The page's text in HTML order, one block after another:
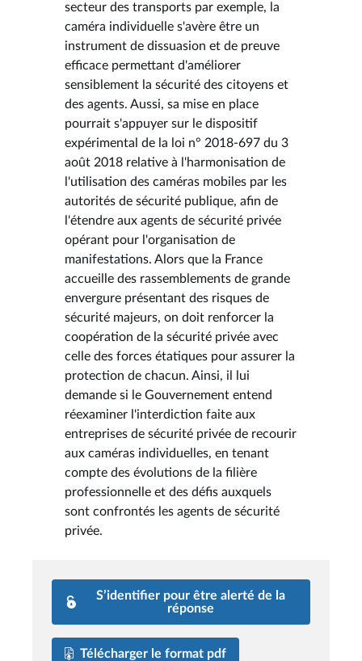
secteur des transports par exemple, la
caméra individuelle s'avère être un
instrument de dissuasion et de preuve
efficace permettant d'améliorer
sensiblement la sécurité des citoyens et
des agents. Aussi, sa mise en place
pourrait s'appuyer sur le dispositif
expérimental de la loi n° 2018-697 du 3
août 2018 relative à l'harmonisation de
l'utilisation des caméras mobiles par les
autorités de sécurité publique, afin de
l'étendre aux agents de sécurité privée
opérant pour l'organisation de
manifestations. Alors que la France
accueille des rassemblements de grande
envergure présentant des risques de
sécurité majeurs, on doit renforcer la
coopération de la sécurité privée avec
celle des forces étatiques pour assurer la
protection de chacun. Ainsi, il lui
demande si le Gouvernement entend
réexaminer l'interdiction faite aux
entreprises de sécurité privée de recourir
aux caméras individuelles, en tenant
compte des évolutions de la filière
professionnelle et des défis auxquels
sont confrontés les agents de sécurité
privée.
S’identifier pour être alerté de la
réponse
Télécharger le format pdf